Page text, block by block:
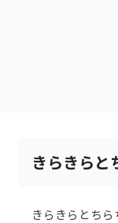
きらきらと
きらきらとち